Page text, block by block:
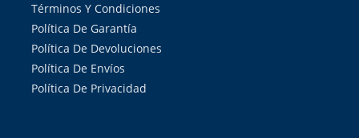
Términos Y Condiciones
Política De Garantía
Política De Devoluciones
Política De Envíos
Política De Privacidad